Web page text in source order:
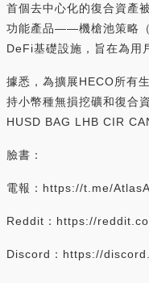
首個去中心化的復合資產
功能產品——機槍池策略
DeFi基礎設施，旨在為用
據悉，為擴展HECO所有
持小幣種無損挖礦和復合
HUSD BAG LHB CIR
臉書：
電報：https://t.me/
Reddit：https://
Discord：https://